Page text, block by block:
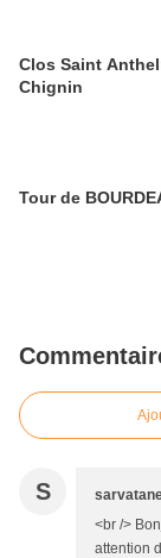
Clos Saint
Chignin
Tour de
S
<br />
attention